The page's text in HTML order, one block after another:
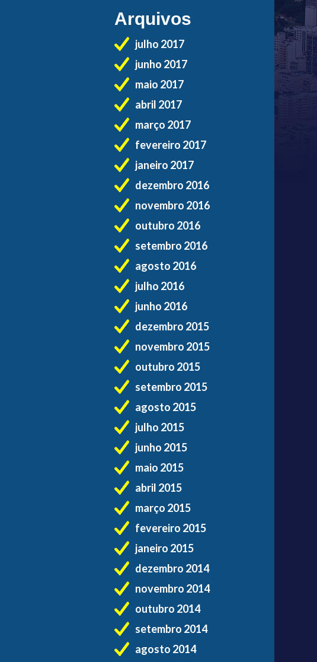
Arquivos
julho 2017
junho 2017
maio 2017
abril 2017
março 2017
fevereiro 2017
janeiro 2017
dezembro 2016
novembro 2016
outubro 2016
setembro 2016
agosto 2016
julho 2016
junho 2016
dezembro 2015
novembro 2015
outubro 2015
setembro 2015
agosto 2015
julho 2015
junho 2015
maio 2015
abril 2015
março 2015
fevereiro 2015
janeiro 2015
dezembro 2014
novembro 2014
outubro 2014
setembro 2014
agosto 2014